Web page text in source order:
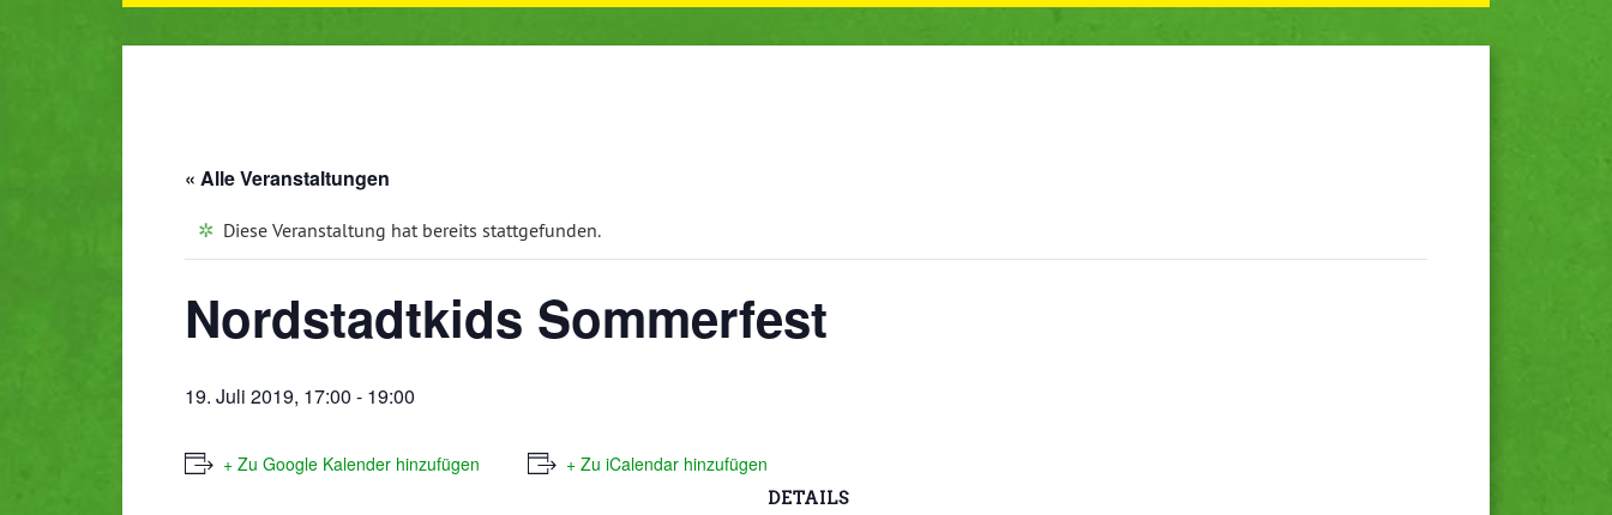
« Alle Veranstaltungen
Diese Veranstaltung hat bereits stattgefunden.
Nordstadtkids Sommerfest
19. Juli 2019, 17:00 - 19:00
+ Zu Google Kalender hinzufügen + Zu iCalendar hinzufügen
DETAILS